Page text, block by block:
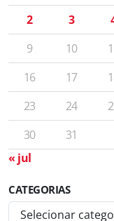
2
3
9
10
16
17
23
24
30
31
« jul
CATEGORIAS